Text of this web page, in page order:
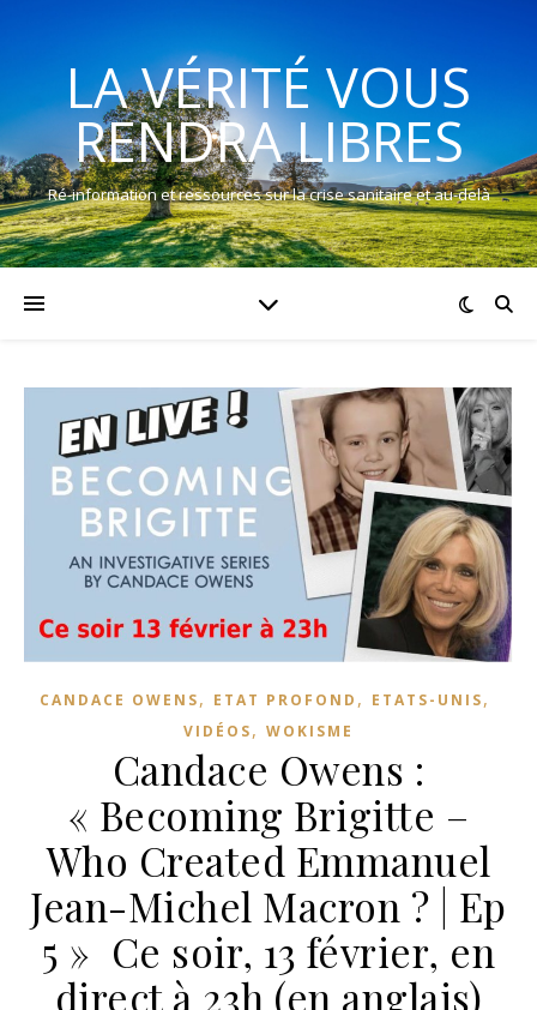
LA VÉRITÉ VOUS
RENDRA LIBRES
Ré-information et ressources sur la crise sanitaire et au-delà
CANDACE OWENS, ETAT PROFOND , ETATS-UNIS,
VIDÉOS, WOKISME
Candace Owens :
« Becoming Brigitte –
Who Created Emmanuel
Jean-Michel Macron ? | Ep
5 » Ce soir, 13 février, en
direct à 23h (en anglais)